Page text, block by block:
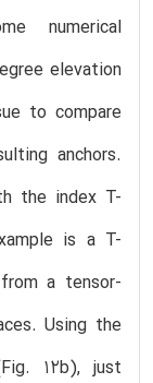
numerical
elevation
to compare
anchors.
the index T-
is a T-
a tensor-
Using the
12b), just